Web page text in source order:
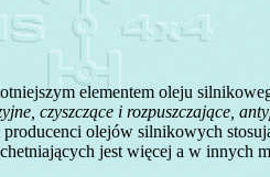
elementem oleju
czyszczące i rozpuszczające,
olejów silnikowych
jest więcej a w innych